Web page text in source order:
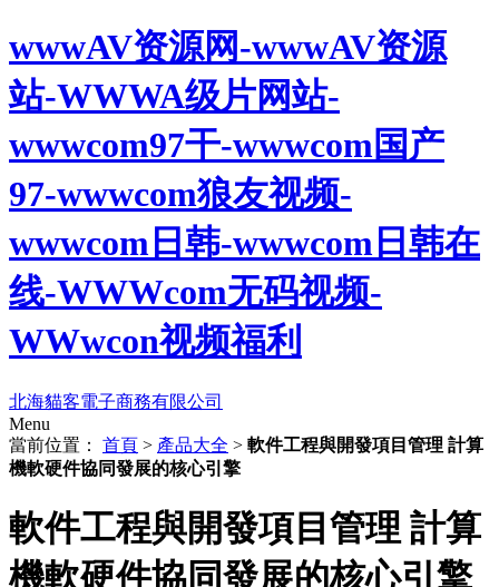
wwwAV资源网-wwwAV资源
站-WWWA级片网站-
wwwcom97干-wwwcom国产
97-wwwcom狼友视频-
wwwcom日韩-wwwcom日韩在
线-WWWcom无码视频-
WWwcon视频福利
北海貓客電子商務有限公司
Menu
當前位置：
首頁 > 產品大全 > 軟件工程與開發項目管理 計算
機軟硬件協同發展的核心引擎
軟件工程與開發項目管理 計算
機軟硬件協同發展的核心引擎